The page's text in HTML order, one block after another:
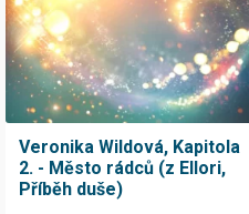
Veronika Wildová, Kapitola
2. - Město rádců (z Ellori,
Příběh duše)